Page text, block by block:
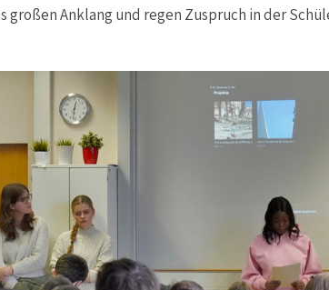
großen Anklang und regen Zuspruch in der